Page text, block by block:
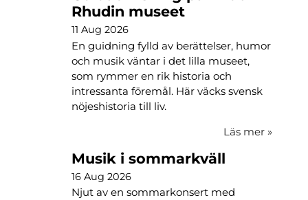
Rhudin museet
11 Aug 2026
En guidning fylld av berättelser, humor
och musik väntar i det lilla museet,
som rymmer en rik historia och
intressanta föremål. Här väcks svensk
nöjeshistoria till liv.
Läs mer »
Musik i sommarkväll
16 Aug 2026
Njut av en sommarkonsert med